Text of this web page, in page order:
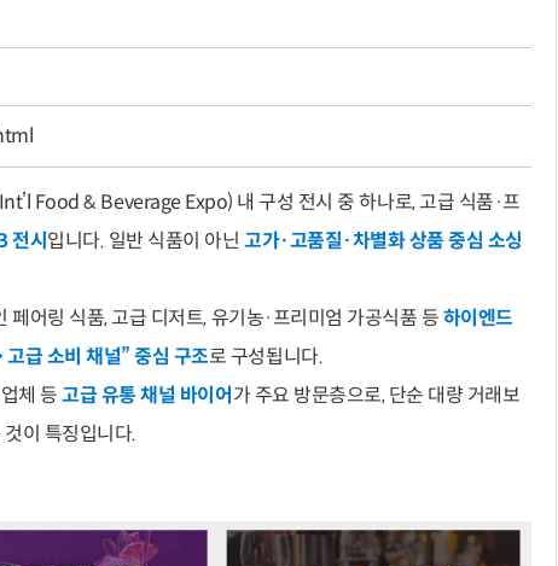
Food & Beverage Expo) 내 구성 전시 중 하나로, 고급 식품·프
전시 입니다. 일반 식품이 아닌 고가·고품질·차별화 상품 중심 소싱
페어링 식품, 고급 디저트, 유기농·프리미엄 가공식품 등하이엔드
급 소비 채널” 중심 구조로 구성됩니다.
업체 등고급 유통 채널 바이어 가 주요 방문층으로, 단순 대량 거래보
이 특징입니다.